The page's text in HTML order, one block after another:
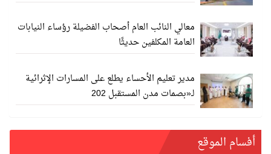
معالي النائب العام أصحاب الفضيلة رؤساء النيابات
العامة المكلفين حديثًا
مدير تعليم الأحساء يطلع على المسارات الإثرائية
لـ«بصمات مدن المستقبل 202
أفسام الموقع